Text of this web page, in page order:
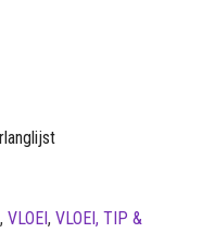
, VLOEI, VLOEI, TIP &